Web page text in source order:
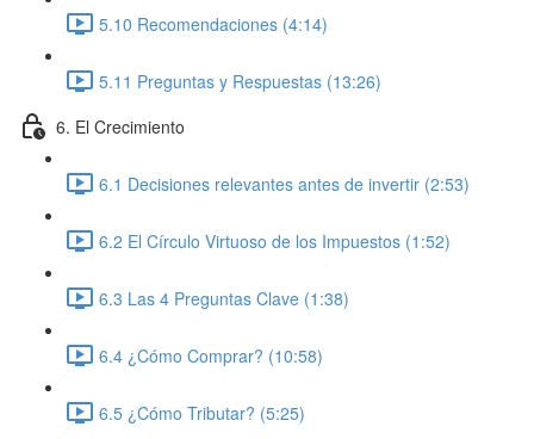
5.10 Recomendaciones (4:14)
5.11 Preguntas y Respuestas (13:26)
6. El Crecimiento
6.1 Decisiones relevantes antes de invertir (2:53)
6.2 El Círculo Virtuoso de los Impuestos (1:52)
6.3 Las 4 Preguntas Clave (1:38)
6.4 ¿Cómo Comprar? (10:58)
6.5 ¿Cómo Tributar? (5:25)